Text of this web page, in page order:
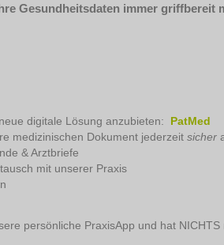
Gesundheitsdaten immer griffbereit
digitale Lösung anzubieten:
PatMed
medizinischen Dokument jederzeit sicher
& Arztbriefe
mit unserer Praxis
persönliche PraxisApp und hat